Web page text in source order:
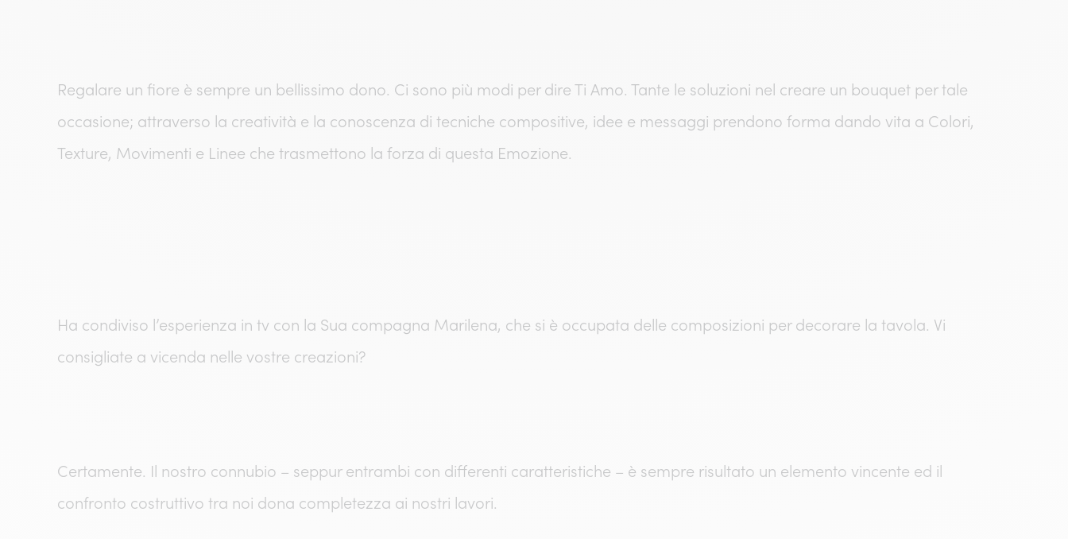
Regalare un fiore è sempre un bellissimo dono. Ci sono più modi per dire Ti Amo. Tante le soluzioni nel creare un bouquet per tale
occasione; attraverso la creatività e la conoscenza di tecniche compositive, idee e messaggi prendono forma dando vita a Colori,
Texture, Movimenti e Linee che trasmettono la forza di questa Emozione.
Ha condiviso l’esperienza in tv con la Sua compagna Marilena, che si è occupata delle composizioni per decorare la tavola. Vi
consigliate a vicenda nelle vostre creazioni?
Certamente. Il nostro connubio – seppur entrambi con differenti caratteristiche – è sempre risultato un elemento vincente ed il
confronto costruttivo tra noi dona completezza ai nostri lavori.